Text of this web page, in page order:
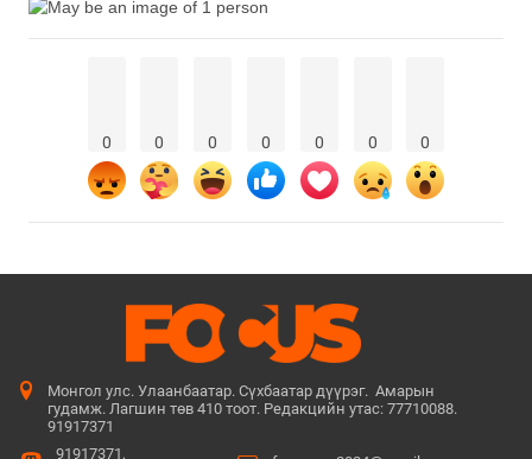
0 0 0 0 0 0 0
Монгол улс. Улаанбаатар. Сүхбаатар дүүрэг. Амарын
гудамж. Лагшин төв 410 тоот. Редакцийн утас: 77710088.
91917371
91917371,